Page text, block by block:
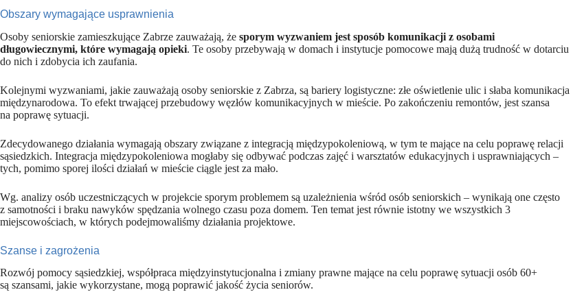
Obszary wymagające usprawnienia
Osoby seniorskie zamieszkujące Zabrze zauważają, że sporym wyzwaniem jest sposób komunikacji z osobami
długowiecznymi, które wymagają opieki. Te osoby przebywają w domach i instytucje pomocowe mają dużą trudność w dotarciu
do nich i zdobycia ich zaufania.
Kolejnymi wyzwaniami, jakie zauważają osoby seniorskie z Zabrza, są bariery logistyczne: złe oświetlenie ulic i słaba komunikacja
międzynarodowa. To efekt trwającej przebudowy węzłów komunikacyjnych w mieście. Po zakończeniu remontów, jest szansa
na poprawę sytuacji.
Zdecydowanego działania wymagają obszary związane z integracją międzypokoleniową, w tym te mające na celu poprawę relacji
sąsiedzkich. Integracja międzypokoleniowa mogłaby się odbywać podczas zajęć i warsztatów edukacyjnych i usprawniających –
tych, pomimo sporej ilości działań w mieście ciągle jest za mało.
Wg. analizy osób uczestniczących w projekcie sporym problemem są uzależnienia wśród osób seniorskich – wynikają one często
z samotności i braku nawyków spędzania wolnego czasu poza domem. Ten temat jest równie istotny we wszystkich 3
miejscowościach, w których podejmowaliśmy działania projektowe.
Szanse i zagrożenia
Rozwój pomocy sąsiedzkiej, współpraca międzyinstytucjonalna i zmiany prawne mające na celu poprawę sytuacji osób 60+
są szansami, jakie wykorzystane, mogą poprawić jakość życia seniorów.